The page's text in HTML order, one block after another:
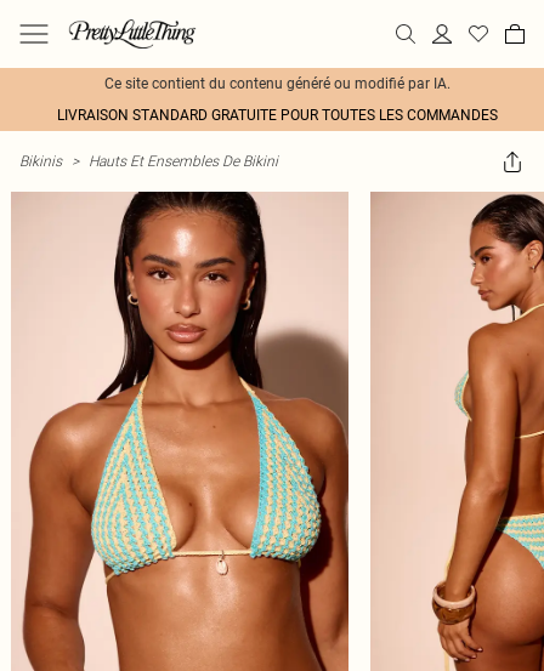
Ce site contient du contenu généré ou modifié par IA.
LIVRAISON STANDARD GRATUITE POUR TOUTES LES COMMANDES
Bikinis > Hauts Et Ensembles De Bikini